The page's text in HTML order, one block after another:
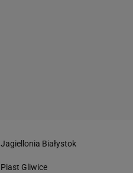
Jagiellonia Białystok
Piast Gliwice